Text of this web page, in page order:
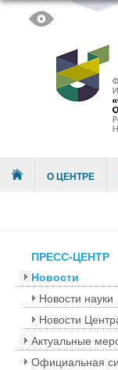
Menu О ЦЕНТРЕ
ПРЕСС-ЦЕНТР
Новости
Новости науки
Новости
Актуальные
Официальная